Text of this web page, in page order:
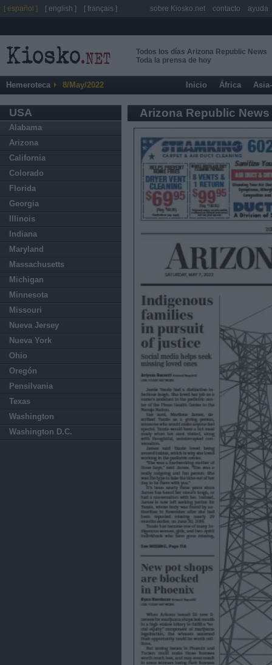
Todos los días Arizona Republic News
Toda la prensa de hoy
Hemeroteca 8/May/2022 Inicio África
USA
Alabama
Arizona
California
Colorado
Florida
Georgia
Illinois
Indiana
Maryland
Massachusetts
Michigan
Minnesota
Missouri
Nueva Jersey
Nueva York
Ohio
Oregón
Pensilvania
Texas
Washington
Washington D.C.
Arizona Republic News
[ español ] [ english ] [ français ] sobre Kiosko.net contacto ayuda